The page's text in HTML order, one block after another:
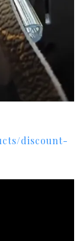
discount-